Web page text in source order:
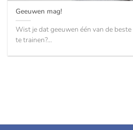
Geeuwen mag!
Wist je dat geeuwen één van de
te trainen?...